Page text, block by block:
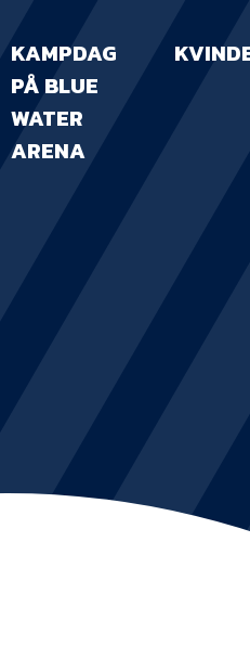
KAMPDAG
PÅ BLUE
WATER
ARENA